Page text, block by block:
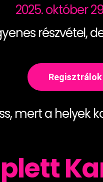
2025. október
részvétel,
Regisztrálok
mert a helyek